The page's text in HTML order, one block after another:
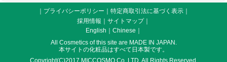
｜プライバシーポリシー 特定商取引法に基づく表示
採用情報 ｜ サイトマップ｜
English ｜ Chinese ｜
All Cosmetics of this site are MADE IN JAPAN.
本サイトの化粧品はすべて日本製です。
Copyright(C)2017 MICCOSMO Co.,LTD. All Rights Reserved.